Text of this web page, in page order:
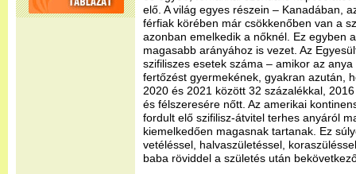
elő. A világ egyes részein – Kanadában,
férfiak körében már csökkenőben van a
azonban emelkedik a nőknél. Ez egyben
magasabb arányához is vezet. Az
szifiliszes esetek száma – amikor az
fertőzést gyermekének, gyakran azután,
2020 és 2021 között 32 százalékkal,
és félszeresére nőtt. Az amerikai
fordult elő szifilisz-átvitel terhes anyáról
kiemelkedően magasnak tartanak. Ez
vetéléssel, halvaszületéssel,
baba röviddel a születés után